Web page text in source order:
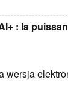
: la
wersja